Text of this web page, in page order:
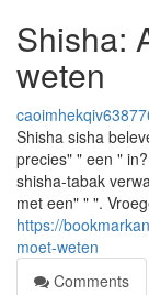
Shisha:
weten
Shisha sisha
precies" " een "
shisha-tabak
met een" " ".
https://
moet-weten
Comments